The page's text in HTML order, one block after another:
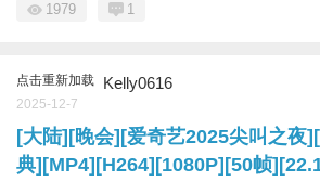
1979 1
点击重新加载 Kelly0616
2025-12-7
[大陆][晚会][爱奇艺2025尖叫之夜
典][MP4][H264][1080P][50帧